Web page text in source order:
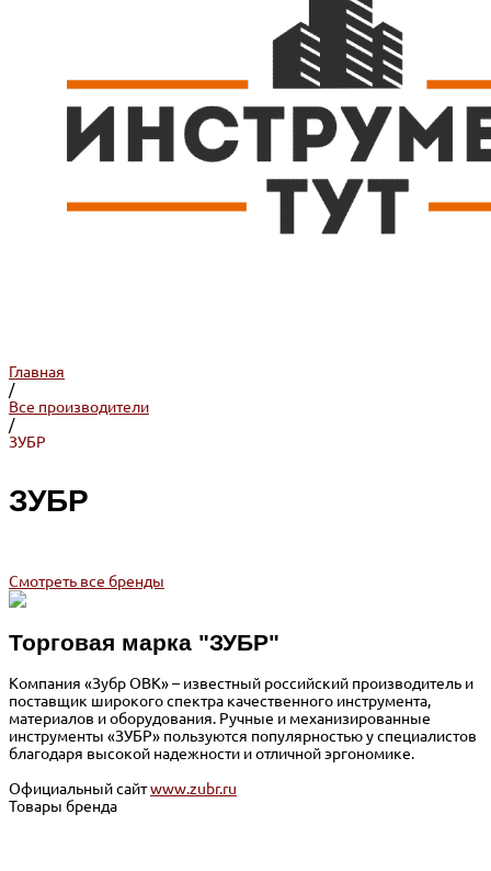
Главная
/
Все производители
/
ЗУБР
ЗУБР
Смотреть все бренды
Торговая марка "ЗУБР"
Компания «Зубр ОВК» – известный российский производитель и
поставщик широкого спектра качественного инструмента,
материалов и оборудования. Ручные и механизированные
инструменты «ЗУБР» пользуются популярностью у специалистов
благодаря высокой надежности и отличной эргономике.
Официальный сайтwww.zubr.ru
Товары бренда